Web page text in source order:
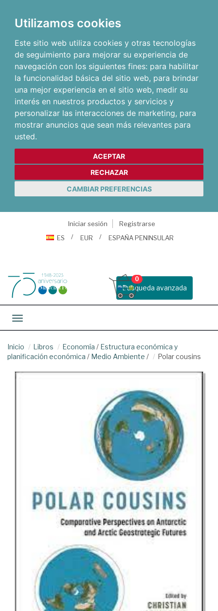
Utilizamos cookies
Este sitio web utiliza cookies y otras tecnologías
de seguimiento para mejorar su experiencia de
navegación con los siguientes fines: para habilitar
la funcionalidad básica del sitio web, para brindar
una mejor experiencia en el sitio web, medir su
interés en nuestros productos y servicios y
personalizar las interacciones de marketing, para
mostrar anuncios que sean más relevantes para
usted.
ACEPTAR
RECHAZAR
CAMBIAR PREFERENCIAS
Iniciar sesión
Registrarse
ES
EUR ESPAÑA PENINSULAR
Busqueda avanzada
0
Toggle navigation
Inicio Libros Economía / Estructura económica y
planificación económica / Medio Ambiente / Polar cousins